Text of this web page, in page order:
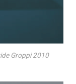
Groppi 2010